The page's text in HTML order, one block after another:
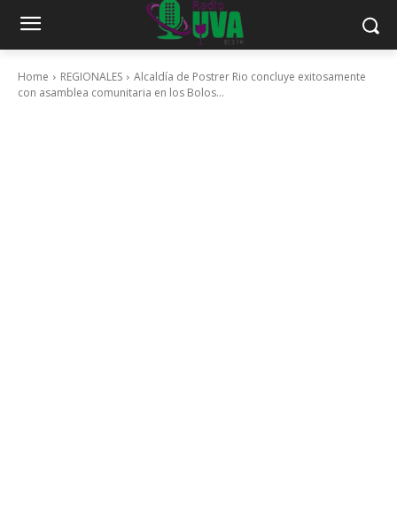
Home REGIONALES
Alcaldía de Postrer Rio concluye exitosamente
con asamblea comunitaria en los Bolos...